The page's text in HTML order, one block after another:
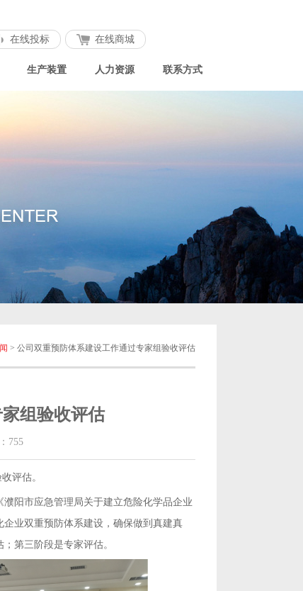
在线商城
在线投标
生产装置 人力资源 联系方式
> 公司双重预防体系建设工作通过专家组验收评估
组验收评估
755
评估。
阳市应急管理局关于建立危险化学品企业
业双重预防体系建设，确保做到真建真
第三阶段是专家评估。